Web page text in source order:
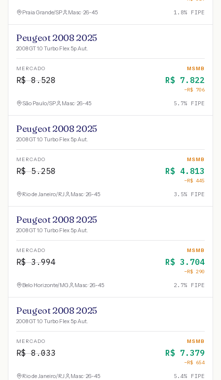
Praia Grande/SP Masc · 26-45 1.8% FIPE
Peugeot 2008 2025
2008 GT 1.0 Turbo Flex 5p Aut.
MERCADO
R$8.528
MSMB
R$ 7.822
−R$ 706
São Paulo/SP Masc · 26-45 5.7% FIPE
Peugeot 2008 2025
2008 GT 1.0 Turbo Flex 5p Aut.
MERCADO
R$5.258
MSMB
R$ 4.813
−R$ 445
Rio de Janeiro/RJ Masc · 26-45 3.5% FIPE
Peugeot 2008 2025
2008 GT 1.0 Turbo Flex 5p Aut.
MERCADO
R$3.994
MSMB
R$ 3.704
−R$ 290
Belo Horizonte/MG Masc · 26-45 2.7% FIPE
Peugeot 2008 2025
2008 GT 1.0 Turbo Flex 5p Aut.
MERCADO
R$8.033
MSMB
R$ 7.379
−R$ 654
Rio de Janeiro/RJ Masc · 26-45 5.4% FIPE